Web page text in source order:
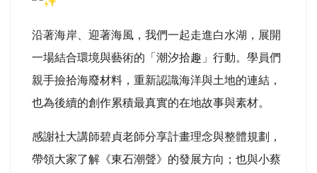
沿著海岸、迎著海風，我們一起走進白水湖，展開
一場結合環境與藝術的「潮汐拾趣」行動。學員們
親手撿拾海廢材料，重新認識海洋與土地的連結，
也為後續的創作累積最真實的在地故事與素材。
感謝社大講師碧貞老師分享計畫理念與整體規劃，
帶領大家了解《東石潮聲》的發展方向；也與小蔡